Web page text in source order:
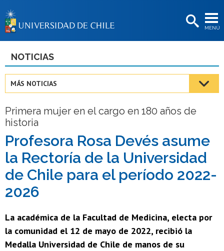
MENÚ
BIBLIOTECAS
Estudiantes
Académicas/os
Egresadas/os
NOTICIAS
MÁS NOTICIAS
Primera mujer en el cargo en 180 años de
historia
Profesora Rosa Devés asume
la Rectoría de la Universidad
de Chile para el período 2022-
2026
La académica de la Facultad de Medicina, electa por
la comunidad el 12 de mayo de 2022, recibió la
Medalla Universidad de Chile de manos de su